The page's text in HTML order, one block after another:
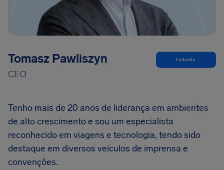
Tomasz Pawliszyn
CEO
LinkedIn
Tenho mais de 20 anos de liderança em ambientes
de alto crescimento e sou um especialista
reconhecido em viagens e tecnologia, tendo sido
destaque em diversos veículos de imprensa e
convenções.